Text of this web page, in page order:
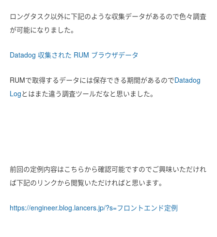
ロングタスク以外に下記のような収集データがあるので色々調査
が可能になりました。
Datadog 収集された RUM ブラウザデータ
RUMで取得するデータには保存できる期間があるのでDatadog
Logとはまた違う調査ツールだなと思いました。
前回の定例内容はこちらから確認可能ですのでご興味いただけれ
ば下記のリンクから閲覧いただければと思います。
https://engineer.blog.lancers.jp/?s=フロントエンド定例